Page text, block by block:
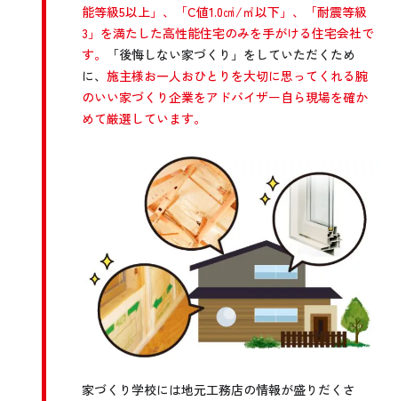
能等級5以上」、「C値1.0㎠/㎡以下」、「耐震等級
3」を満たした高性能住宅のみを手がける住宅会社で
す。
「後悔しない家づくり」をしていただくため
に、 施主様お一人おひとりを大切に思ってくれる腕
のいい家づくり企業をアドバイザー自ら現場を確か
めて厳選しています。
家づくり学校には地元工務店の情報が盛りだくさ